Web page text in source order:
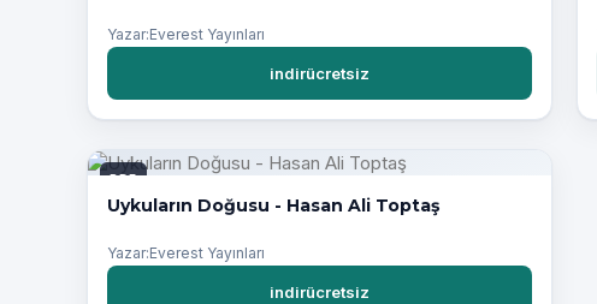
Yazar:Everest Yayınları
indirücretsiz
PDF
Uykuların Doğusu - Hasan Ali Toptaş
Yazar:Everest Yayınları
indirücretsiz